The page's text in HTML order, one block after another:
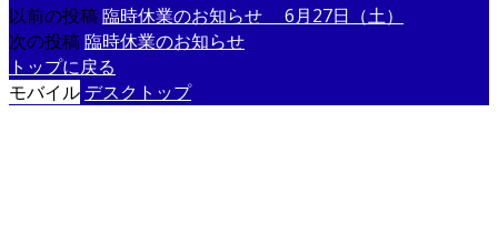
以前の投稿臨時休業のお知らせ 6月27日（土）
次の投稿臨時休業のお知らせ
トップに戻る
モバイル デスクトップ